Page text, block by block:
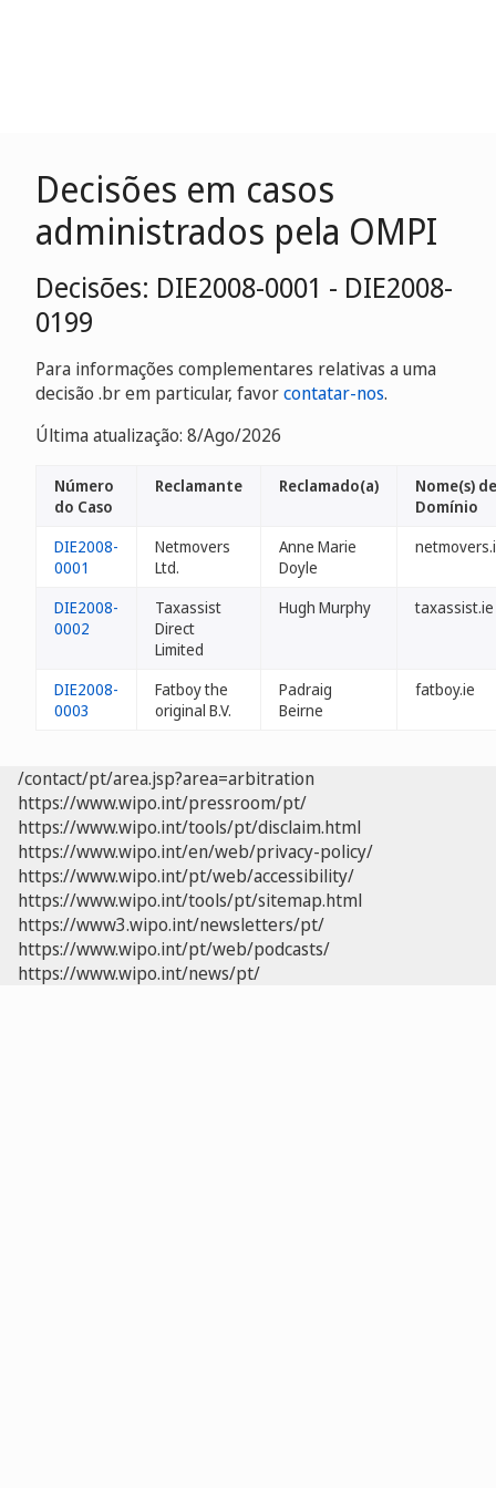
Decisões em casos
administrados pela OMPI
Decisões: DIE2008-0001 - DIE2008-
0199
Para informações complementares relativas a uma
decisão .br em particular, favorcontatar-nos.
Última atualização: 8/Ago/2026
Número
do Caso
Reclamante Reclamado(a)
Nome(s) de
Domínio
DIE2008-
0001
Netmovers
Ltd.
Anne Marie
Doyle
DIE2008-
0002
Taxassist
Direct
Limited
Hugh Murphy taxassist.ie
DIE2008-
0003
Fatboy the
original B.V.
Padraig
Beirne
fatboy.ie
/contact/pt/area.jsp?area=arbitration
https://www.wipo.int/pressroom/pt/
https://www.wipo.int/tools/pt/disclaim.html
https://www.wipo.int/en/web/privacy-policy/
https://www.wipo.int/pt/web/accessibility/
https://www.wipo.int/tools/pt/sitemap.html
https://www3.wipo.int/newsletters/pt/
https://www.wipo.int/pt/web/podcasts/
https://www.wipo.int/news/pt/